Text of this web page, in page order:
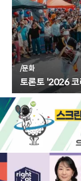
/문화
토론토 '2026 코